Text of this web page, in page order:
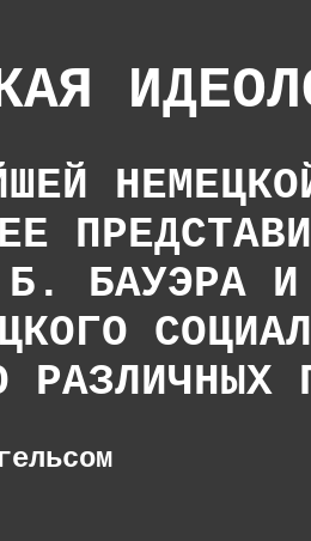
БАУЭРА И
РАЗЛИЧНЫХ